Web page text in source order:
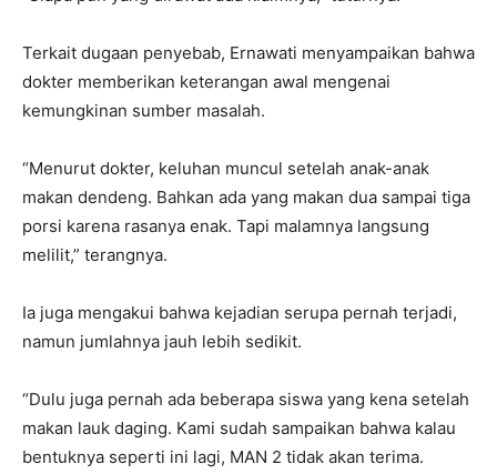
Terkait dugaan penyebab, Ernawati menyampaikan bahwa
dokter memberikan keterangan awal mengenai
kemungkinan sumber masalah.
“Menurut dokter, keluhan muncul setelah anak-anak
makan dendeng. Bahkan ada yang makan dua sampai tiga
porsi karena rasanya enak. Tapi malamnya langsung
melilit,” terangnya.
Ia juga mengakui bahwa kejadian serupa pernah terjadi,
namun jumlahnya jauh lebih sedikit.
“Dulu juga pernah ada beberapa siswa yang kena setelah
makan lauk daging. Kami sudah sampaikan bahwa kalau
bentuknya seperti ini lagi, MAN 2 tidak akan terima.